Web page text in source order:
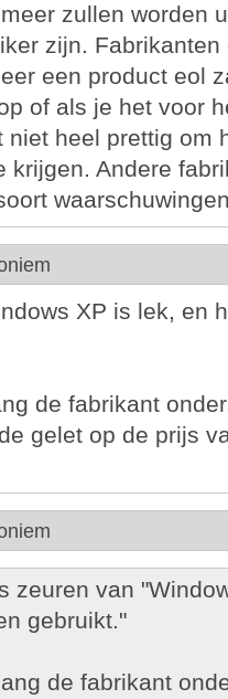
zullen worden
zijn.
een product eol
of als je het voor
niet heel prettig om
krijgen. Andere
XP is lek, en
de fabrikant
gelet op de prijs
zeuren van
gebruikt."
de fabrikant